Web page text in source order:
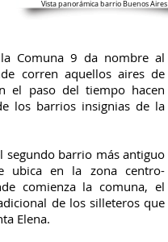
Comuna 9 da nombre al
corren aquellos aires de
el paso del tiempo hacen
los barrios insignias de la
segundo barrio más antiguo
ubica en la zona centro-
comienza la comuna, el
de los silleteros que
Elena.
Vista panorámica barrio Buenos Aires